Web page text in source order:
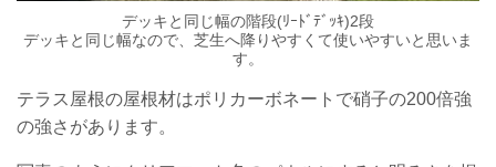
デッキと同じ幅の階段(ﾘｰﾄﾞﾃﾞｯｷ)2段
デッキと同じ幅なので、芝生へ降りやすくて使いやすいと思いま
す。
テラス屋根の屋根材はポリカーボネートで硝子の200倍強
の強さがあります。